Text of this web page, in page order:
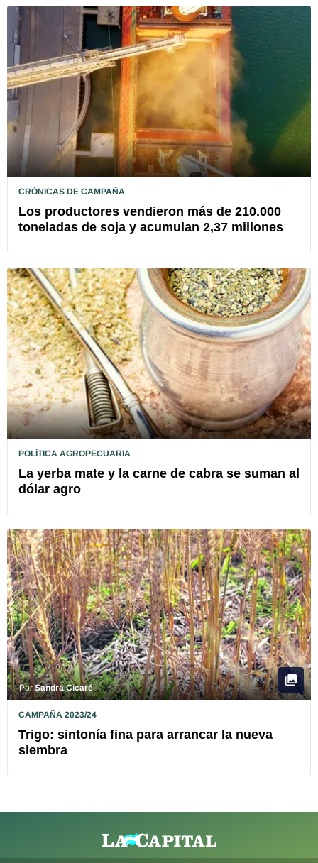
CRÓNICAS DE CAMPAÑA
Los productores vendieron más de 210.000
toneladas de soja y acumulan 2,37 millones
POLÍTICA AGROPECUARIA
La yerba mate y la carne de cabra se suman al
dólar agro
PorSandra Cicaré
CAMPAÑA 2023/24
Trigo: sintonía fina para arrancar la nueva
siembra